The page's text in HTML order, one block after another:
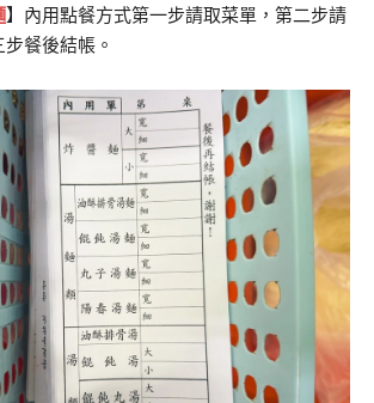
】內用點餐方式第一步請取菜單，第二步請
餐後結帳。